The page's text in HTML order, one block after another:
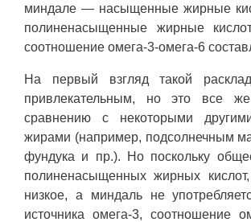
миндале — насыщенные жирные
полиненасыщенные жирные
соотношение омега-3-омега-6
На первый взгляд такой
привлекательным, но это все
сравнению с некоторыми
жирами (например, подсолнечным
фундука и пр.). Но поскольку
полиненасыщенных жирных
низкое, а миндаль не
источника омега-3, соотношение